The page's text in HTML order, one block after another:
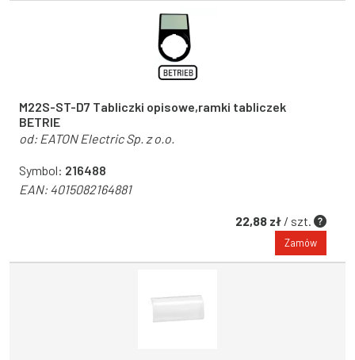
M22S-ST-D7 Tabliczki opisowe,ramki tabliczek
BETRIE
od: EATON Electric Sp. z o.o.
Symbol: 216488
EAN:4015082164881
22,88 zł / szt.
Zamów